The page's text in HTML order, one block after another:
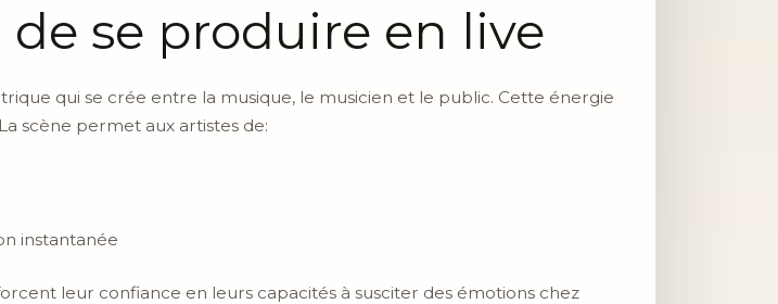
se produire en live
qui se crée entre la musique, le musicien et le public. Cette énergie
scène permet aux artistes de:
instantanée
leur confiance en leurs capacités à susciter des émotions chez